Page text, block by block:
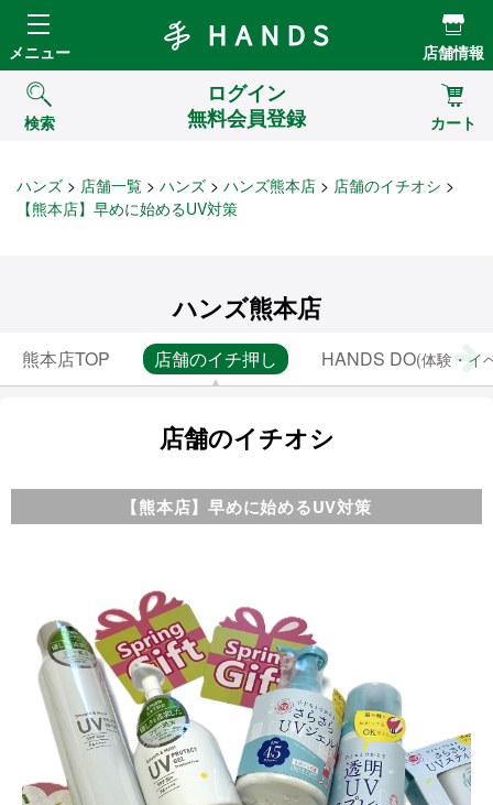
Hands ハンズ
メニュー 店舗情報
検索
ログイン
無料会員登録
カート
ハンズ 店舗一覧 ハンズ ハンズ熊本店
店舗のイチオシ
【熊本店】早めに始めるUV対策
ハンズ熊本店
熊本店TOP 店舗のイチ押し HANDS DO(体験・イ
店舗のイチオシ
【熊本店】早めに始めるUV対策